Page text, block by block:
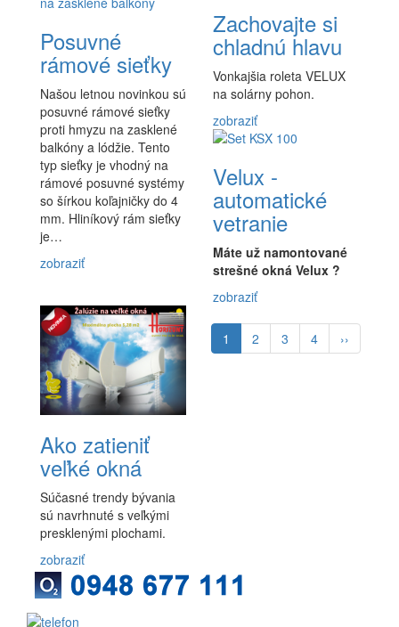
Posuvné
rámové sieťky
Našou letnou novinkou sú
posuvné rámové sieťky
proti hmyzu na zasklené
balkóny a lódžie. Tento
typ sieťky je vhodný na
rámové posuvné systémy
so šírkou koľajničky do 4
mm. Hliníkový rám sieťky
je…
zobraziť
Zachovajte si
chladnú hlavu
Vonkajšia roleta VELUX
na solárny pohon.
zobraziť
Velux -
automatické
vetranie
Máte už namontované
strešné okná Velux ?
zobraziť
Ako zatieniť
veľké okná
Súčasné trendy bývania
sú navrhnuté s veľkými
presklenými plochami.
zobraziť
Pagination
Aktuálna
stránka
1 Page
2 Page
3 Page
4
Ďalšia
strana
››